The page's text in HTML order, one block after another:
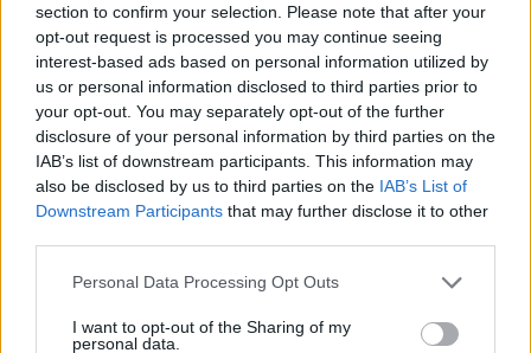
section to confirm your selection. Please note that after your
opt-out request is processed you may continue seeing
interest-based ads based on personal information utilized by
us or personal information disclosed to third parties prior to
your opt-out. You may separately opt-out of the further
disclosure of your personal information by third parties on the
IAB’s list of downstream participants. This information may
also be disclosed by us to third parties on the IAB’s List of
Downstream Participants that may further disclose it to other
Personal Data Processing Opt Outs
I want to opt-out of the Sharing of my
personal data.
V pěti zemích Amazonie zatkli stovky lidí kvůli
environmentální kriminalitě
5.8.2026 10:34 | BOGOTÁ (ČTK)
Policisté v pěti zemích ležících
v Amazonii pozatýkali stovky
lidí a zabavili dřevo, minerály i
zvířata v hodnotě přes 280
milionů dolarů (kolem 5,9
miliard korun) při jednom z největších koordinovaných zásahů
proti environmentální kriminalitě v největším deštném pralese
světa. Napsala to agentura AP, podle níž se do operace nazvané